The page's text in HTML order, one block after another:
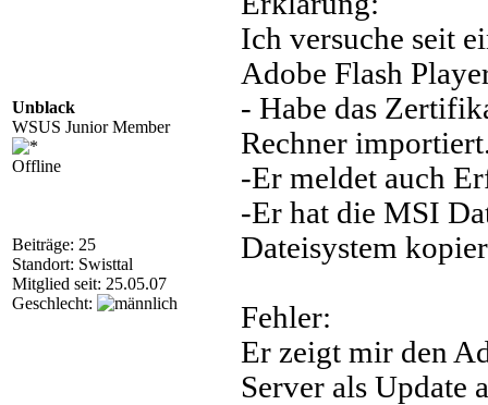
Unblack
WSUS Junior Member
Offline
Beiträge: 25
Standort: Swisttal
Mitglied seit: 25.05.07
Geschlecht:
Ich versuche seit
Adobe Flash
- Habe das
Rechner
-Er meldet auch
-Er hat die MSI
Dateisystem
Fehler:
Er zeigt mir den
Server als Update